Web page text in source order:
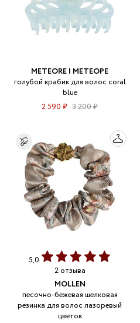
METEORE | МЕТЕОРЕ
голубой крабик для волос coral
blue
2 590 ₽ 3 200 ₽
5,0
2 отзыва
MOLLEN
песочно-бежевая шелковая
резинка для волос лазоревый
цветок